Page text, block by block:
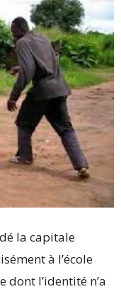
la capitale
à l’école
l’identité n’a